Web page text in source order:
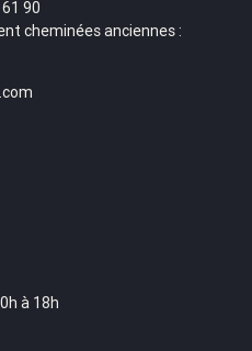
90
cheminées anciennes :
à 18h